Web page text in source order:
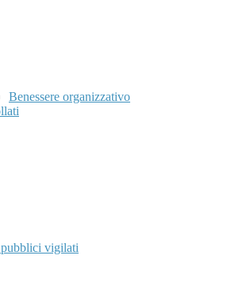
Benessere organizzativo
vigilati